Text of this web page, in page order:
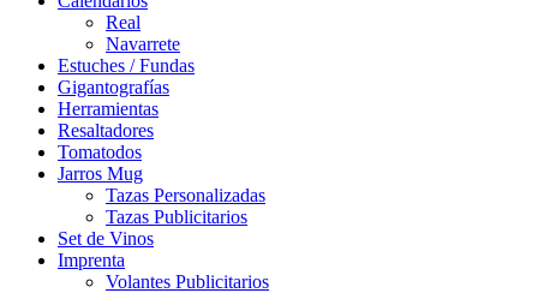
Real
Navarrete
Estuches / Fundas
Gigantografías
Herramientas
Resaltadores
Tomatodos
Jarros Mug
Tazas Personalizadas
Tazas Publicitarios
Set de Vinos
Imprenta
Volantes Publicitarios